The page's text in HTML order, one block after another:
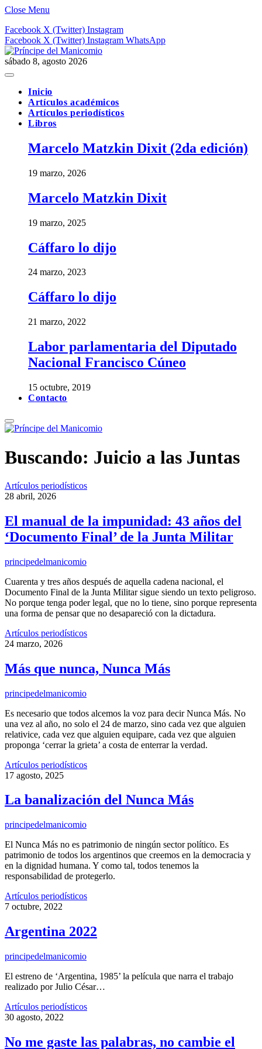
Close Menu
Facebook X (Twitter) Instagram
Facebook X (Twitter) Instagram WhatsApp
sábado 8, agosto 2026
Inicio
Artículos académicos
Artículos periodísticos
Libros
Marcelo Matzkin Dixit (2da edición)
19 marzo, 2026
Marcelo Matzkin Dixit
19 marzo, 2025
Cáffaro lo dijo
24 marzo, 2023
Cáffaro lo dijo
21 marzo, 2022
Labor parlamentaria del Diputado
Nacional Francisco Cúneo
15 octubre, 2019
Contacto
Buscando: Juicio a las Juntas
Artículos periodísticos
28 abril, 2026
El manual de la impunidad: 43 años del
‘Documento Final’ de la Junta Militar
principedelmanicomio
Cuarenta y tres años después de aquella cadena nacional, el
Documento Final de la Junta Militar sigue siendo un texto peligroso.
No porque tenga poder legal, que no lo tiene, sino porque representa
una forma de pensar que no desapareció con la dictadura.
Artículos periodísticos
24 marzo, 2026
Más que nunca, Nunca Más
principedelmanicomio
Es necesario que todos alcemos la voz para decir Nunca Más. No
una vez al año, no solo el 24 de marzo, sino cada vez que alguien
relativice, cada vez que alguien equipare, cada vez que alguien
proponga ‘cerrar la grieta’ a costa de enterrar la verdad.
Artículos periodísticos
17 agosto, 2025
La banalización del Nunca Más
principedelmanicomio
El Nunca Más no es patrimonio de ningún sector político. Es
patrimonio de todos los argentinos que creemos en la democracia y
en la dignidad humana. Y como tal, todos tenemos la
responsabilidad de protegerlo.
Artículos periodísticos
7 octubre, 2022
Argentina 2022
principedelmanicomio
El estreno de ‘Argentina, 1985’ la película que narra el trabajo
realizado por Julio César…
Artículos periodísticos
30 agosto, 2022
No me gaste las palabras, no cambie el